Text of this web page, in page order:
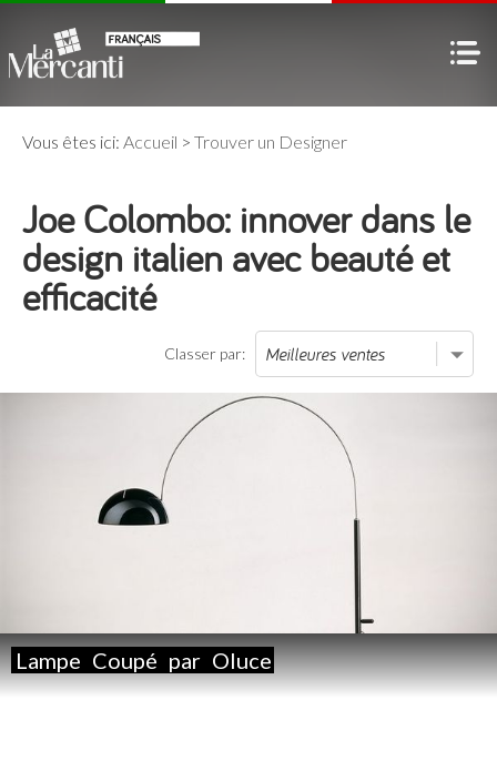
Vous êtes ici: Accueil > Trouver un Designer
Joe Colombo: innover dans le
design italien avec beauté et
efficacité
Classer par:
Lampe Coupé par Oluce